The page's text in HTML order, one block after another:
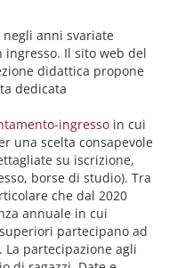
negli anni svariate
Il sito web del
didattica propone
dedicata
ingresso in cui
una scelta consapevole
su iscrizione,
borse di studio). Tra
che dal 2020
annuale in cui
partecipano ad
partecipazione agli